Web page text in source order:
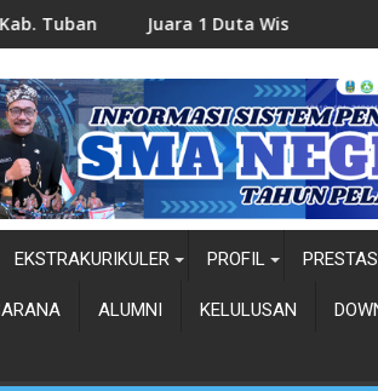
1 Duta Wisata-Ndhuk Kab. Tuban 2026
EKSTRAKURIKULER PROFIL
ALUMNI KELULUSAN